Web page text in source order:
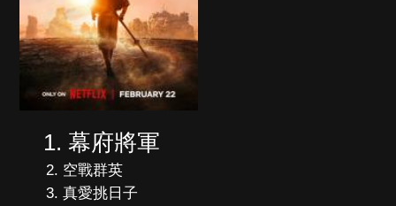
幕府將軍
空戰群英
真愛挑日子